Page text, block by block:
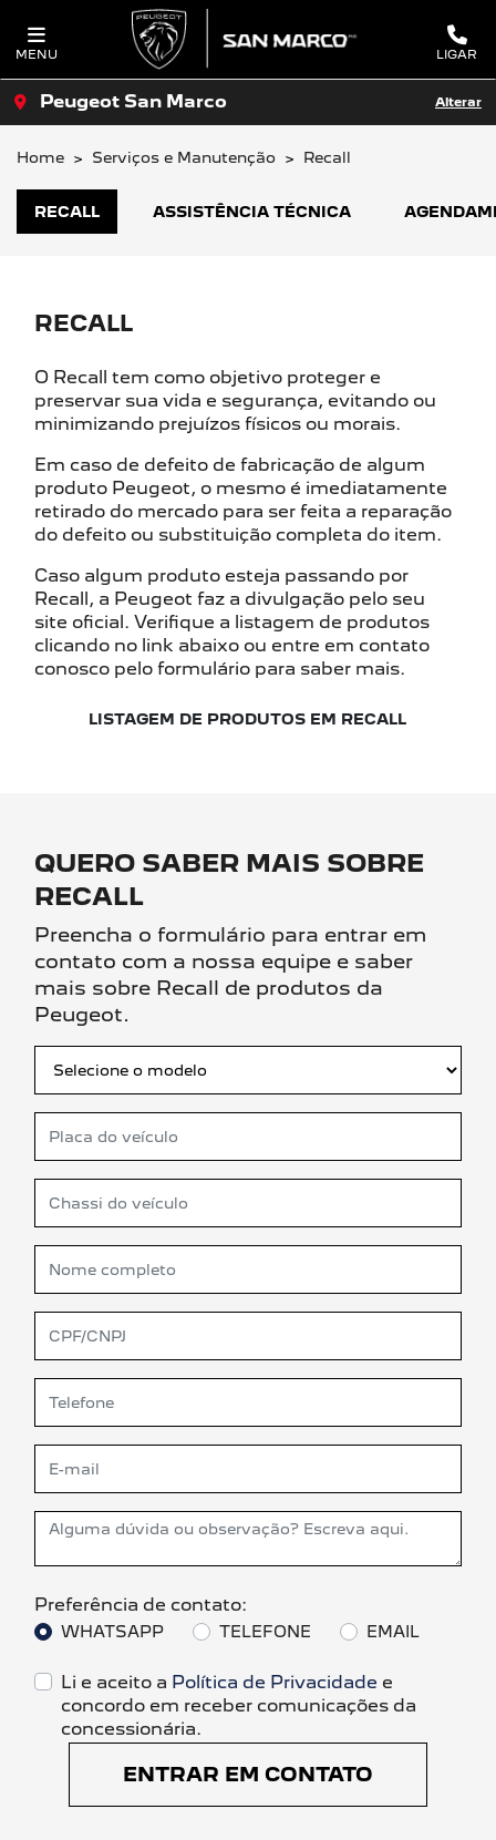
MENU LIGAR
Peugeot San Marco Alterar
Home Serviços e Manutenção Recall
ASSISTÊNCIA TÉCNICA
RECALL
RECALL
O Recall tem como objetivo proteger e
preservar sua vida e segurança, evitando ou
minimizando prejuízos físicos ou morais.
Em caso de defeito de fabricação de algum
produto Peugeot, o mesmo é imediatamente
retirado do mercado para ser feita a reparação
do defeito ou substituição completa do item.
Caso algum produto esteja passando por
Recall, a Peugeot faz a divulgação pelo seu
site oficial. Verifique a listagem de produtos
clicando no link abaixo ou entre em contato
conosco pelo formulário para saber mais.
LISTAGEM DE PRODUTOS EM RECALL
QUERO SABER MAIS SOBRE
RECALL
Preencha o formulário para entrar em
contato com a nossa equipe e saber
mais sobre Recall de produtos da
Peugeot.
Preferência de contato:
WHATSAPP TELEFONE EMAIL
Li e aceito a Política de Privacidade e
concordo em receber comunicações da
concessionária.
ENTRAR EM CONTATO